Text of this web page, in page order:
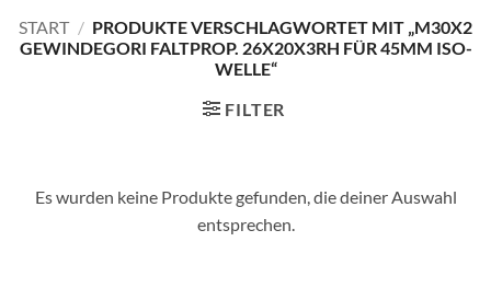
START / PRODUKTE VERSCHLAGWORTET MIT „M30X2
GEWINDEGORI FALTPROP. 26X20X3RH FÜR 45MM ISO-
WELLE“
FILTER
Es wurden keine Produkte gefunden, die deiner Auswahl
entsprechen.